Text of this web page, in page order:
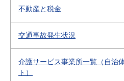
不動産と税金
交通事故発生状況
介護サービス事業所一覧（自治
ト）